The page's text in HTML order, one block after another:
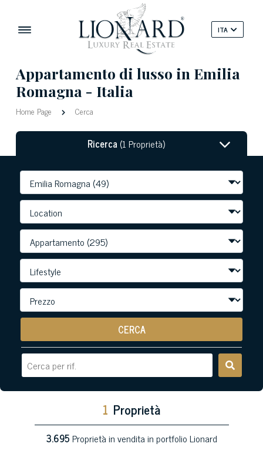
ITA
Appartamento di lusso in Emilia
Romagna - Italia
Home Page Cerca
Ricerca(1 Proprietà)
CERCA
1 Proprietà
3.695Proprietà in vendita in portfolio Lionard